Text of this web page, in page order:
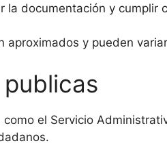
documentación y cumplir
y pueden
el Servicio